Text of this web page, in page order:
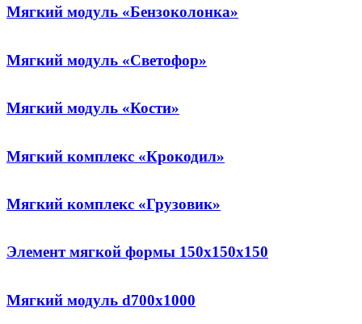
Мягкий модуль «Бензоколонка»
Мягкий модуль «Светофор»
Мягкий модуль «Кости»
Мягкий комплекс «Крокодил»
Мягкий комплекс «Грузовик»
Элемент мягкой формы 150х150х150
Мягкий модуль d700x1000